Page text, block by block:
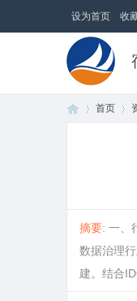
设为首页 收
首页
摘要: 一、
数据治理
建。结合